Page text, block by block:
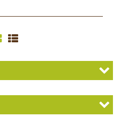
ПРОДУКТИ
и екшън
и